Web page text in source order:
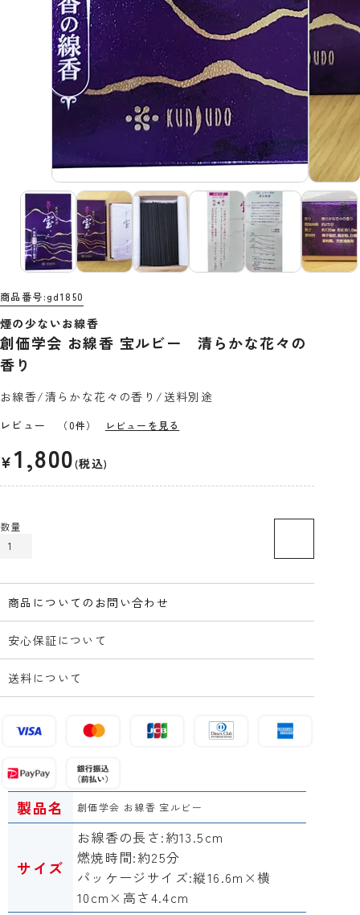
商品番号 gd1850
煙の少ないお線香
創価学会 お線香 宝ルビー 清らかな花々の
香り
お線香/清らかな花々の香り/送料別途
レビュー （0件） レビューを見る
¥ 1,800 税込
商品についてのお問い合わせ
安心保証について
送料について
製品名 創価学会 お線香 宝ルビー
サイズ
お線香の長さ:約13.5cm
燃焼時間:約25分
パッケージサイズ:縦16.6m×横
10cm×高さ4.4cm